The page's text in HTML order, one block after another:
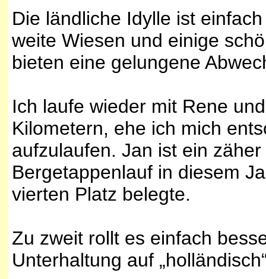
Die ländliche Idylle ist
weite Wiesen und einige
bieten eine gelungene
Ich laufe wieder mit Rene
Kilometern, ehe ich mich
aufzulaufen. Jan ist ein
Bergetappenlauf in diesem
vierten Platz belegte.
Zu zweit rollt es einfach
Unterhaltung auf